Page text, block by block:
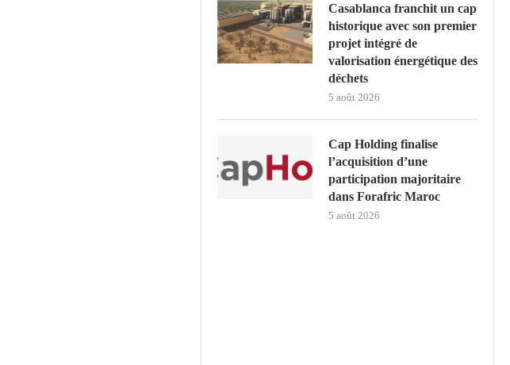
Casablanca franchit un cap
historique avec son premier
projet intégré de
valorisation énergétique des
déchets
5 août 2026
Cap Holding finalise
l’acquisition d’une
participation majoritaire
dans Forafric Maroc
5 août 2026